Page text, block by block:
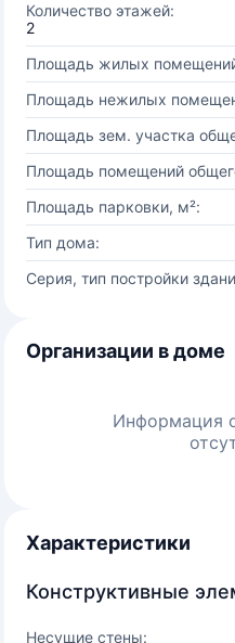
Количество этажей:
2
Площадь жилых
Площадь нежилых
Площадь зем. участка
Площадь помещений
Площадь парковки, м²:
Тип дома:
Серия, тип постройки
Организации в доме
Информация
Характеристики
Конструктивные
Несущие стены: